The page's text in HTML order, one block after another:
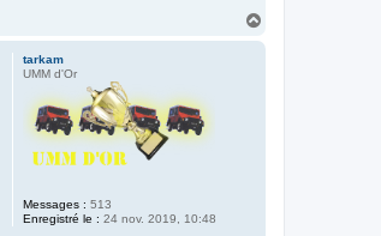
tarkam
UMM d'Or
Messages : 513
Enregistré le : 24 nov. 2019, 10:48